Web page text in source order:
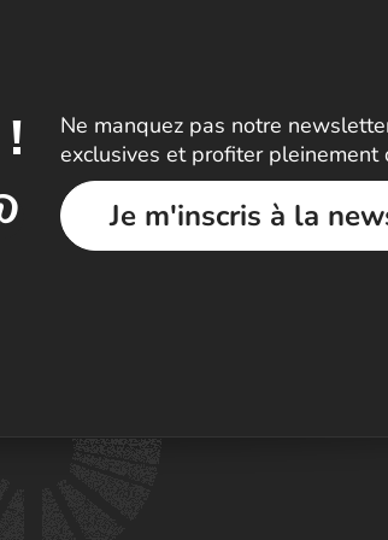
Ne manquez pas notre
exclusives et profiter pleinement
Je m'inscris à la